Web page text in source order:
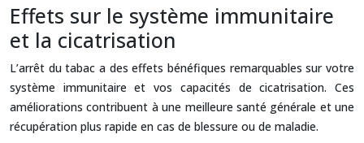
Effets sur le système immunitaire
et la cicatrisation
L’arrêt du tabac a des effets bénéfiques remarquables sur votre
système immunitaire et vos capacités de cicatrisation. Ces
améliorations contribuent à une meilleure santé générale et une
récupération plus rapide en cas de blessure ou de maladie.